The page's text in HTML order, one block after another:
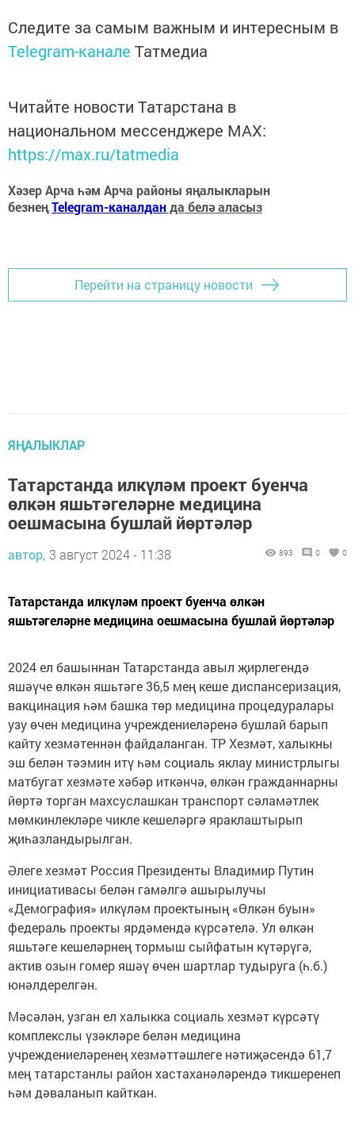
Следите за самым важным и интересным в
Telegram-канале Татмедиа
Читайте новости Татарстана в
национальном мессенджере MАХ:
https://max.ru/tatmedia
Хәзер Арча һәм Арча районы яңалыкларын
безнеңTelegram-каналданда белә аласыз
Перейти на страницу новости
ЯҢАЛЫКЛАР
Татарстанда илкүләм проект буенча
өлкән яшьтәгеләрне медицина
оешмасына бушлай йөртәләр
автор, 3 август 2024 - 11:38 893 0 0
Татарстанда илкүләм проект буенча өлкән
яшьтәгеләрне медицина оешмасына бушлай йөртәләр
2024 ел башыннан Татарстанда авыл җирлегендә
яшәүче өлкән яшьтәге 36,5 мең кеше диспансеризация,
вакцинация һәм башка төр медицина процедуралары
узу өчен медицина учреждениеләренә бушлай барып
кайту хезмәтеннән файдаланган. ТР Хезмәт, халыкны
эш белән тәэмин итү һәм социаль яклау министрлыгы
матбугат хезмәте хәбәр иткәнчә, өлкән гражданнарны
йөртә торган махсуслашкан транспорт сәламәтлек
мөмкинлекләре чикле кешеләргә яраклаштырып
җиһазландырылган.
Әлеге хезмәт Россия Президенты Владимир Путин
инициативасы белән гамәлгә ашырылучы
«Демография» илкүләм проектының «Өлкән буын»
федераль проекты ярдәмендә күрсәтелә. Ул өлкән
яшьтәге кешеләрнең тормыш сыйфатын күтәрүгә,
актив озын гомер яшәү өчен шартлар тудыруга (һ.б.)
юнәлдерелгән.
Мәсәлән, узган ел халыкка социаль хезмәт күрсәтү
комплекслы үзәкләре белән медицина
учреждениеләренең хезмәттәшлеге нәтиҗәсендә 61,7
мең татарстанлы район хастаханәләрендә тикшеренеп
һәм дәваланып кайткан.